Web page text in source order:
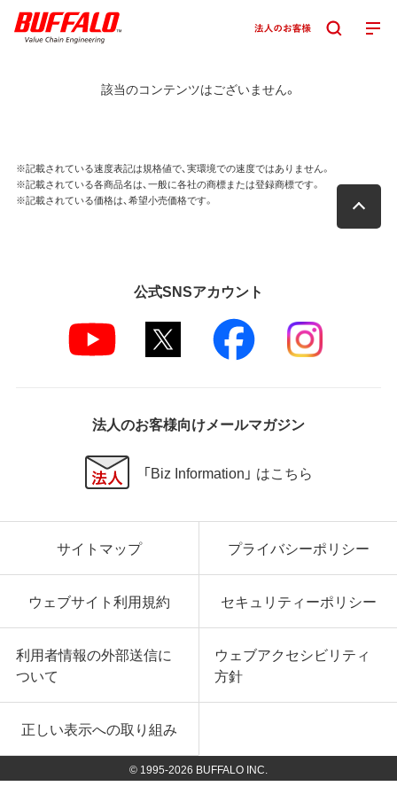
該当のコンテンツはございません。
※記載されている速度表記は規格値で、実環境での速度ではありません。
※記載されている各商品名は、一般に各社の商標または登録商標です。
※記載されている価格は、希望小売価格です。
公式SNSアカウント
法人のお客様向けメールマガジン
「Biz Information」 はこちら
サイトマップ プライバシーポリシー
ウェブサイト利用規約 セキュリティーポリシー
利用者情報の外部送信に
ついて
ウェブアクセシビリティ
方針
正しい表示への取り組み
© 1995-2026 BUFFALO INC.